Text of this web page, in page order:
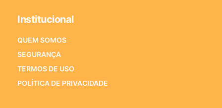
Institucional
QUEM SOMOS
SEGURANÇA
TERMOS DE USO
POLÍTICA DE PRIVACIDADE